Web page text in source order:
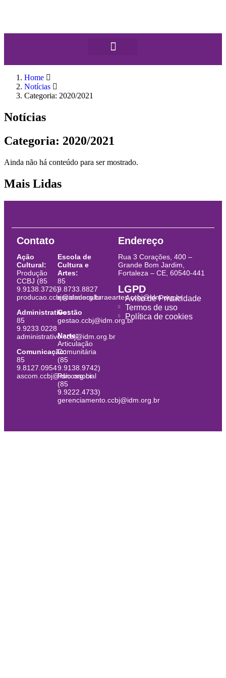
Home
Notícias
Categoria: 2020/2021
Notícias
Categoria: 2020/2021
Ainda não há conteúdo para ser mostrado.
Mais Lidas
Contato
Ação
Cultural:
Produção
CCBJ (85
9.9138.3726)
producao.ccbj@idm.org.br
Administrativo:
85
9.9233.0228
administrativo.ccbj@idm.org.br
Comunicação:
85
9.8127.0954
ascom.ccbj@idm.org.br
Escola de
Cultura e
Artes:
85
9.8733.8827
escoladeculturaeartes.ccbj@idm.org.br
Gestão
gestao.ccbj@idm.org.br
Narte:
Articulação
Comunitária
(85
9.9138.9742)
Psicossocial
(85
9.9222.4733)
gerenciamento.ccbj@idm.org.br
Endereço
Rua 3 Corações, 400 –
Grande Bom Jardim,
Fortaleza – CE, 60540-441
LGPD
Aviso de Privacidade
Termos de uso
Política de cookies